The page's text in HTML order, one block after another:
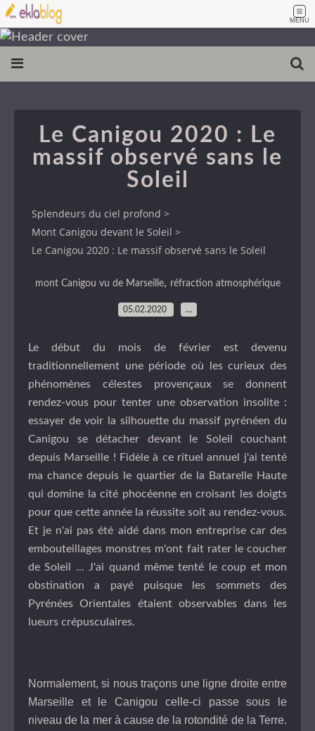
MENU
Le Canigou 2020 : Le
massif observé sans le
Soleil
Splendeurs du ciel profond >
Mont Canigou devant le Soleil >
Le Canigou 2020 : Le massif observé sans le Soleil
mont Canigou vu de Marseille, réfraction atmosphérique
05.02.2020 …
Le début du mois de février est devenu
traditionnellement une période où les curieux des
phénomènes célestes provençaux se donnent
rendez-vous pour tenter une observation insolite :
essayer de voir la silhouette du massif pyrénéen du
Canigou se détacher devant le Soleil couchant
depuis Marseille ! Fidèle à ce rituel annuel j'ai tenté
ma chance depuis le quartier de la Batarelle Haute
qui domine la cité phocéenne en croisant les doigts
pour que cette année la réussite soit au rendez-vous.
Et je n'ai pas été aidé dans mon entreprise car des
embouteillages monstres m'ont fait rater le coucher
de Soleil ... J'ai quand même tenté le coup et mon
obstination a payé puisque les sommets des
Pyrénées Orientales étaient observables dans les
lueurs crépusculaires.
Normalement, si nous traçons une ligne droite entre
Marseille et le Canigou celle-ci passe sous le
niveau de la mer à cause de la rotondité de la Terre.